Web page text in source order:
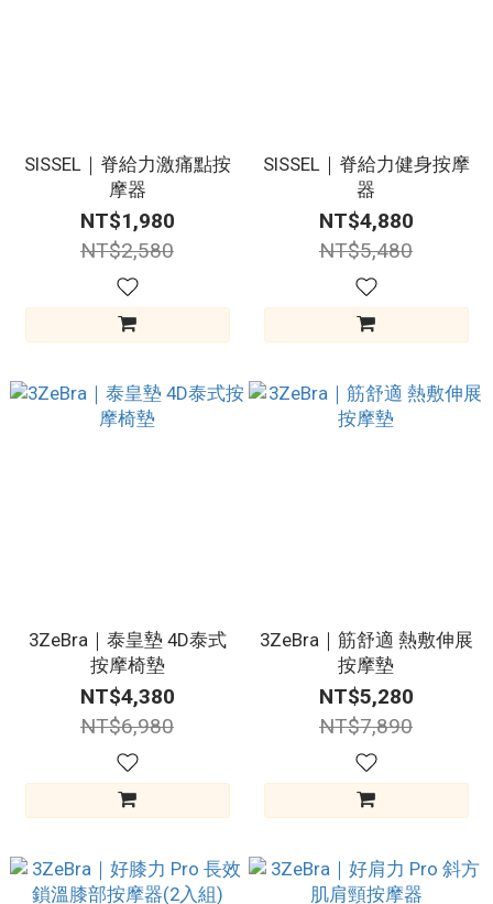
SISSEL｜脊給力激痛點按
摩器
NT$1,980
NT$2,580
SISSEL｜脊給力健身按摩
器
NT$4,880
NT$5,480
3ZeBra｜泰皇墊 4D泰式
按摩椅墊
NT$4,380
NT$6,980
3ZeBra｜筋舒適 熱敷伸展
按摩墊
NT$5,280
NT$7,890